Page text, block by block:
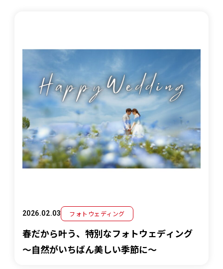
2026.02.03 フォトウェディング
春だから叶う、特別なフォトウェディング
～自然がいちばん美しい季節に～